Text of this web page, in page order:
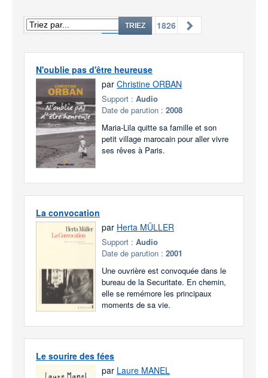
1 75 ... 1826
TRIEZ
N'oublie pas d'être heureuse
par Christine ORBAN
Support : Audio
Date de parution : 2008
Maria-Lila quitte sa famille et son
petit village marocain pour aller vivre
ses rêves à Paris.
La convocation
par Herta MÜLLER
Support : Audio
Date de parution : 2001
Une ouvrière est convoquée dans le
bureau de la Securitate. En chemin,
elle se remémore les principaux
moments de sa vie.
Le sourire des fées
par Laure MANEL